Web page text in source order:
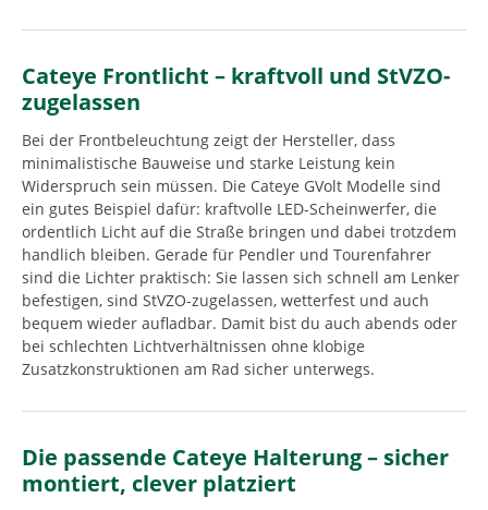
Cateye Frontlicht – kraftvoll und StVZO-
zugelassen
Bei der Frontbeleuchtung zeigt der Hersteller, dass
minimalistische Bauweise und starke Leistung kein
Widerspruch sein müssen. Die Cateye GVolt Modelle sind
ein gutes Beispiel dafür: kraftvolle LED-Scheinwerfer, die
ordentlich Licht auf die Straße bringen und dabei trotzdem
handlich bleiben. Gerade für Pendler und Tourenfahrer
sind die Lichter praktisch: Sie lassen sich schnell am Lenker
befestigen, sind StVZO-zugelassen, wetterfest und auch
bequem wieder aufladbar. Damit bist du auch abends oder
bei schlechten Lichtverhältnissen ohne klobige
Zusatzkonstruktionen am Rad sicher unterwegs.
Die passende Cateye Halterung – sicher
montiert, clever platziert